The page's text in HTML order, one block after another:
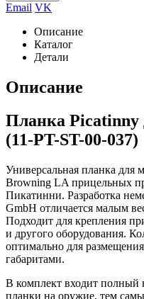
Email VK
Описание
Каталог
Детали
Описание
Планка Picatinny
(11-PT-ST-00-037)
Универсальная планка для
Browning LA прицельных
Пикатинни. Разработка
GmbH отличается малым
Подходит для крепления
и другого оборудования.
оптимально для
габаритами.
В комплект входит полный
планки на оружие, тем